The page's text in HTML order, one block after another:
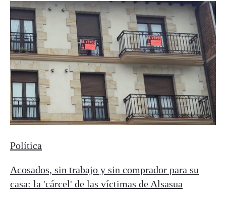
Política
Acosados, sin trabajo y sin comprador para su
casa: la 'cárcel' de las víctimas de Alsasua